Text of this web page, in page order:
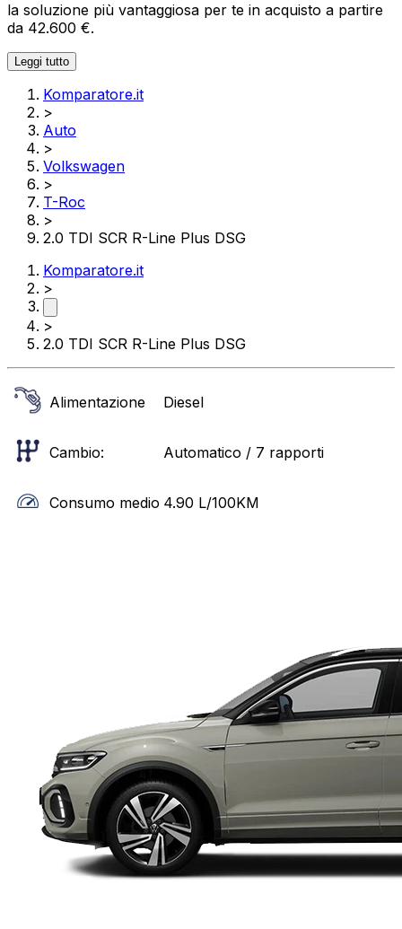
la soluzione più vantaggiosa per te in acquisto a partire
da 42.600 €.
Leggi tutto
Komparatore.it
>
Auto
>
Volkswagen
>
T-Roc
>
2.0 TDI SCR R-Line Plus DSG
Komparatore.it
>
>
2.0 TDI SCR R-Line Plus DSG
Alimentazione Diesel
Cambio: Automatico / 7 rapporti
Consumo medio 4.90 L/100KM